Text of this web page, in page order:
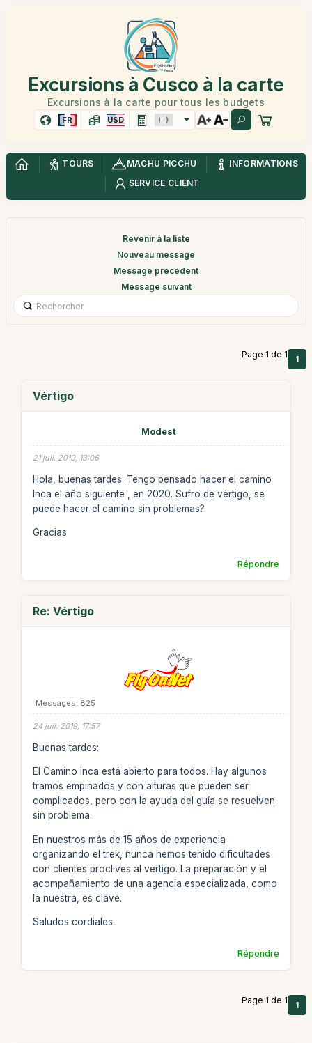
Excursions à Cusco à la carte
Excursions à la carte pour tous les budgets
FR USD
TOURS MACHU PICCHU
INFORMATIONS
SERVICE CLIENT
Revenir à la liste
Nouveau message
Message précédent
Message suivant
Page 1 de 1 1
Vértigo
Modest
21 juil. 2019, 13:06
Hola, buenas tardes. Tengo pensado hacer el camino
Inca el año siguiente , en 2020. Sufro de vértigo, se
puede hacer el camino sin problemas?
Gracias
Répondre
Re: Vértigo
Messages: 825
24 juil. 2019, 17:57
Buenas tardes:
El Camino Inca está abierto para todos. Hay algunos
tramos empinados y con alturas que pueden ser
complicados, pero con la ayuda del guía se resuelven
sin problema.
En nuestros más de 15 años de experiencia
organizando el trek, nunca hemos tenido dificultades
con clientes proclives al vértigo. La preparación y el
acompañamiento de una agencia especializada, como
la nuestra, es clave.
Saludos cordiales.
Répondre
Page 1 de 1 1